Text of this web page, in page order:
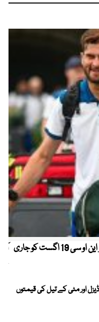
کیریبین پریمیئر لیگ ، قومی کرکٹرز کو این او سی 19 اگست کو جاری
اور مٹی کے تیل کی قیمتوں